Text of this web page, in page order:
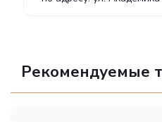
Рекомендуемые